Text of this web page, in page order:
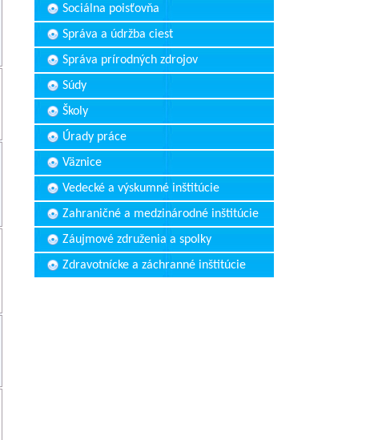
Sociálna poisťovňa
Správa a údržba ciest
Správa prírodných zdrojov
Súdy
Školy
Úrady práce
Väznice
Vedecké a výskumné inštitúcie
Zahraničné a medzinárodné inštitúcie
Záujmové združenia a spolky
Zdravotnícke a záchranné inštitúcie